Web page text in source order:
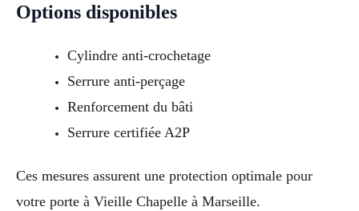
Options disponibles
Cylindre anti-crochetage
Serrure anti-perçage
Renforcement du bâti
Serrure certifiée A2P
Ces mesures assurent une protection optimale pour
votre porte à Vieille Chapelle à Marseille.